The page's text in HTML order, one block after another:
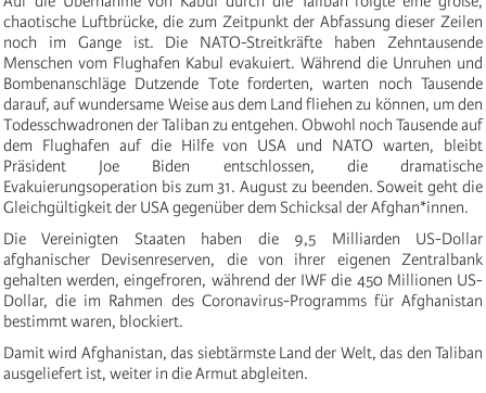
chaotische Luftbrücke, die zum Zeitpunkt der Abfassung dieser Zeilen
noch im Gange ist. Die NATO-Streitkräfte haben Zehntausende
Menschen vom Flughafen Kabul evakuiert. Während die Unruhen und
Bombenanschläge Dutzende Tote forderten, warten noch Tausende
darauf, auf wundersame Weise aus dem Land fliehen zu können, um den
Todesschwadronen der Taliban zu entgehen. Obwohl noch Tausende auf
dem Flughafen auf die Hilfe von USA und NATO warten, bleibt
Präsident Joe Biden entschlossen, die dramatische
Evakuierungsoperation bis zum 31. August zu beenden. Soweit geht die
Gleichgültigkeit der USA gegenüber dem Schicksal der Afghan*innen.
Die Vereinigten Staaten haben die 9,5 Milliarden US-Dollar
afghanischer Devisenreserven, die von ihrer eigenen Zentralbank
gehalten werden, eingefroren, während der IWF die 450 Millionen US-
Dollar, die im Rahmen des Coronavirus-Programms für Afghanistan
bestimmt waren, blockiert.
Damit wird Afghanistan, das siebtärmste Land der Welt, das den Taliban
ausgeliefert ist, weiter in die Armut abgleiten.